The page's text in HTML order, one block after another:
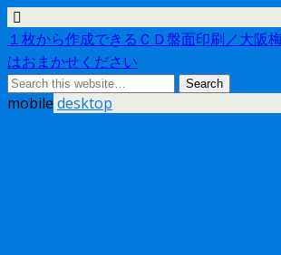
１枚から作成できるＣＤ盤面印刷／大阪
はおまかせください
mobile desktop